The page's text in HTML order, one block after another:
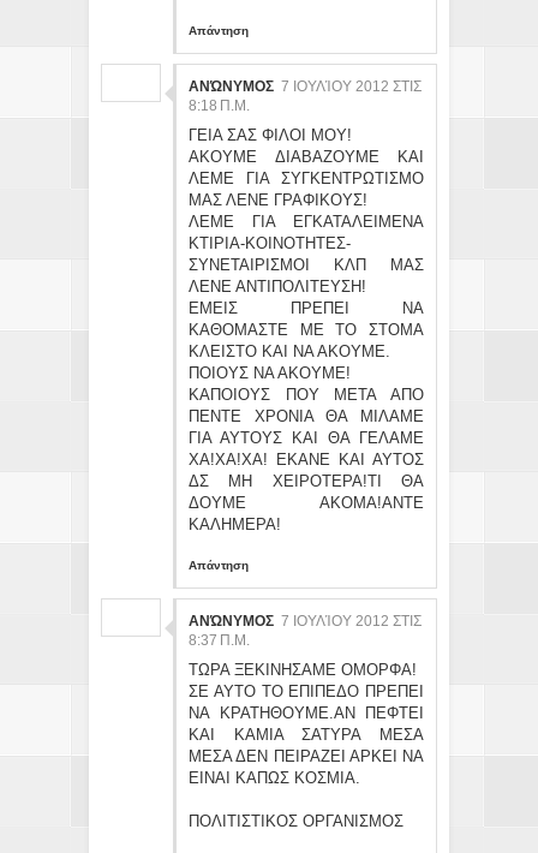
Απάντηση
ΑΝΏΝΥΜΟΣ 7 ΙΟΥΛΊΟΥ 2012 ΣΤΙΣ
8:18 Π.Μ.
ΓΕΙΑ ΣΑΣ ΦΙΛΟΙ ΜΟΥ!
ΑΚΟΥΜΕ ΔΙΑΒΑΖΟΥΜΕ ΚΑΙ
ΛΕΜΕ ΓΙΑ ΣΥΓΚΕΝΤΡΩΤΙΣΜΟ
ΜΑΣ ΛΕΝΕ ΓΡΑΦΙΚΟΥΣ!
ΛΕΜΕ ΓΙΑ ΕΓΚΑΤΑΛΕΙΜΕΝΑ
ΚΤΙΡΙΑ-ΚΟΙΝΟΤΗΤΕΣ-
ΣΥΝΕΤΑΙΡΙΣΜΟΙ ΚΛΠ ΜΑΣ
ΛΕΝΕ ΑΝΤΙΠΟΛΙΤΕΥΣΗ!
ΕΜΕΙΣ ΠΡΕΠΕΙ ΝΑ
ΚΑΘΟΜΑΣΤΕ ΜΕ ΤΟ ΣΤΟΜΑ
ΚΛΕΙΣΤΟ ΚΑΙ ΝΑ ΑΚΟΥΜΕ.
ΠΟΙΟΥΣ ΝΑ ΑΚΟΥΜΕ!
ΚΑΠΟΙΟΥΣ ΠΟΥ ΜΕΤΑ ΑΠΟ
ΠΕΝΤΕ ΧΡΟΝΙΑ ΘΑ ΜΙΛΑΜΕ
ΓΙΑ ΑΥΤΟΥΣ ΚΑΙ ΘΑ ΓΕΛΑΜΕ
ΧΑ!ΧΑ!ΧΑ! ΕΚΑΝΕ ΚΑΙ ΑΥΤΟΣ
ΔΣ ΜΗ ΧΕΙΡΟΤΕΡΑ!ΤΙ ΘΑ
ΔΟΥΜΕ ΑΚΟΜΑ!ΑΝΤΕ
ΚΑΛΗΜΕΡΑ!
Απάντηση
ΑΝΏΝΥΜΟΣ 7 ΙΟΥΛΊΟΥ 2012 ΣΤΙΣ
8:37 Π.Μ.
ΤΩΡΑ ΞΕΚΙΝΗΣΑΜΕ ΟΜΟΡΦΑ!
ΣΕ ΑΥΤΟ ΤΟ ΕΠΙΠΕΔΟ ΠΡΕΠΕΙ
ΝΑ ΚΡΑΤΗΘΟΥΜΕ.ΑΝ ΠΕΦΤΕΙ
ΚΑΙ ΚΑΜΙΑ ΣΑΤΥΡΑ ΜΕΣΑ
ΜΕΣΑ ΔΕΝ ΠΕΙΡΑΖΕΙ ΑΡΚΕΙ ΝΑ
ΕΙΝΑΙ ΚΑΠΩΣ ΚΟΣΜΙΑ.
ΠΟΛΙΤΙΣΤΙΚΟΣ ΟΡΓΑΝΙΣΜΟΣ